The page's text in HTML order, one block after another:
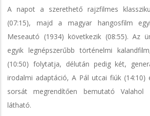
A napot a szerethető rajzfilmes
(07:15), majd a magyar hangosfilm
Meseautó (1934) következik (08:55). Az
egyik legnépszerűbb történelmi
(10:50) folytatja, délután pedig két,
irodalmi adaptáció, A Pál utcai fiúk (14:10)
sorsát megrendítően bemutató Valahol
látható.